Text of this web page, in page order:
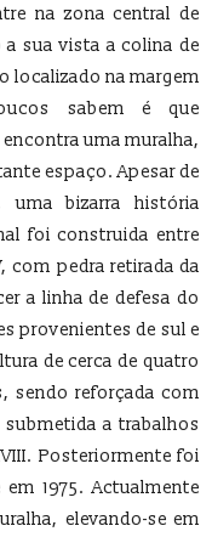
na zona central de
sua vista a colina de
localizado na margem
sabem é que
uma muralha,
espaço. Apesar de
bizarra história
foi construida entre
com pedra retirada da
a linha de defesa do
provenientes de sul e
de cerca de quatro
sendo reforçada com
a trabalhos
Posteriormente foi
1975. Actualmente
elevando-se em